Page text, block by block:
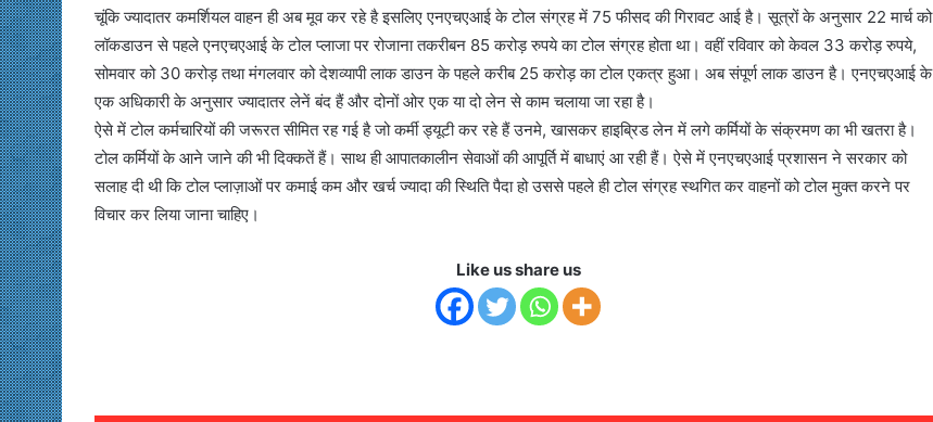
चूंकि ज्यादातर कमर्शियल वाहन ही अब मूव कर रहे है इसलिए एनएचएआई के टोल संग्रह में 75 फीसद की गिरावट आई है। सूत्रों के अनुसार 22 मार्च को
लॉकडाउन से पहले एनएचएआई के टोल प्लाजा पर रोजाना तकरीबन 85 करोड़ रुपये का टोल संग्रह होता था। वहीं रविवार को केवल 33 करोड़ रुपये,
सोमवार को 30 करोड़ तथा मंगलवार को देशव्यापी लाक डाउन के पहले करीब 25 करोड़ का टोल एकत्र हुआ। अब संपूर्ण लाक डाउन है। एनएचएआई के
एक अधिकारी के अनुसार ज्यादातर लेनें बंद हैं और दोनों ओर एक या दो लेन से काम चलाया जा रहा है।
ऐसे में टोल कर्मचारियों की जरूरत सीमित रह गई है जो कर्मी ड्यूटी कर रहे हैं उनमे, खासकर हाइब्रिड लेन में लगे कर्मियों के संक्रमण का भी खतरा है।
टोल कर्मियों के आने जाने की भी दिक्‍कतें हैं। साथ ही आपातकालीन सेवाओं की आपूर्ति में बाधाएं आ रही हैं। ऐसे में एनएचएआई प्रशासन ने सरकार को
सलाह दी थी कि टोल प्लाज़ाओं पर कमाई कम और खर्च ज्यादा की स्थिति पैदा हो उससे पहले ही टोल संग्रह स्थगित कर वाहनों को टोल मुक्त करने पर
विचार कर लिया जाना चाहिए।
Like us share us